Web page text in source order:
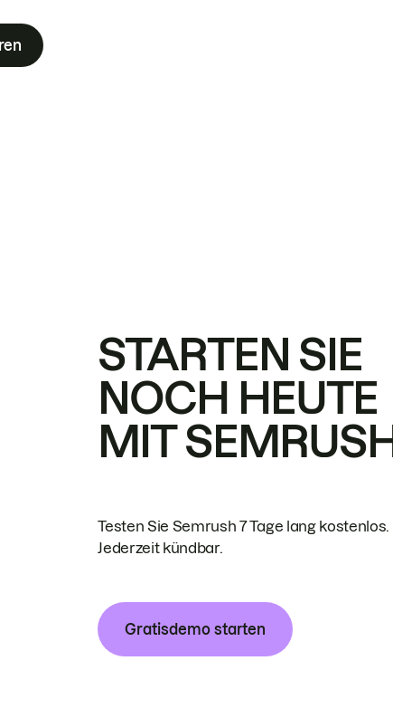
STARTEN SIE
NOCH HEUTE
MIT
Testen Sie Semrush 7 Tage lang kostenlos.
Jederzeit kündbar.
Gratisdemo starten